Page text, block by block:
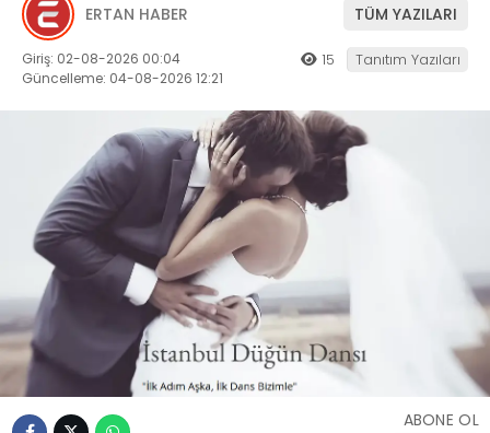
ERTAN HABER TÜM YAZILARI
Giriş: 02-08-2026 00:04
Güncelleme: 04-08-2026 12:21
15 Tanıtım Yazıları
ABONE OL